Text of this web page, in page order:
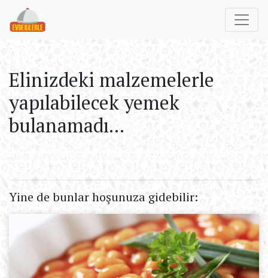
Elinizdeki malzemelerle
yapılabilecek yemek
bulanamadı...
Yine de bunlar hoşunuza gidebilir: